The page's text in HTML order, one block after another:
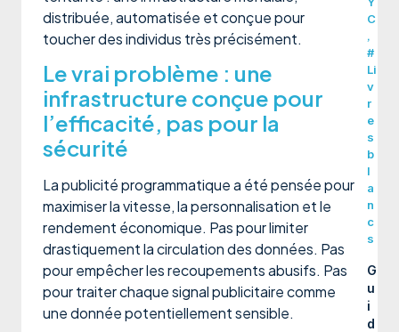
distribuée, automatisée et conçue pour
toucher des individus très précisément.
Le vrai problème : une
infrastructure conçue pour
l’efficacité, pas pour la
sécurité
La publicité programmatique a été pensée pour
maximiser la vitesse, la personnalisation et le
rendement économique. Pas pour limiter
drastiquement la circulation des données. Pas
pour empêcher les recoupements abusifs. Pas
pour traiter chaque signal publicitaire comme
une donnée potentiellement sensible.
C
,
#
Li
v
r
e
s
b
l
a
n
c
s
G
u
i
d